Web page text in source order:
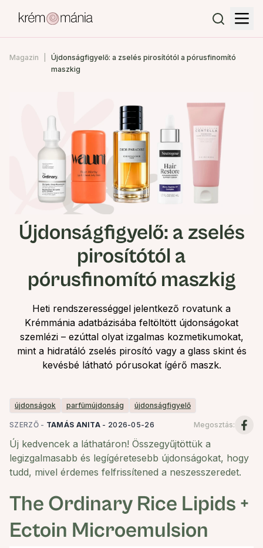
Magazin
Újdonságfigyelő: a zselés pirosítótól a pórusfinomító
maszkig
Újdonságfigyelő: a zselés
pirosítótól a
pórusfinomító maszkig
Heti rendszerességgel jelentkező rovatunk a
Krémmánia adatbázisába feltöltött újdonságokat
szemlézi – ezúttal olyat izgalmas kozmetikumokat,
mint a hidratáló zselés pirosító vagy a glass skint és
kevésbé látható pórusokat ígérő maszk.
újdonságok parfümújdonság újdonságfigyelő
SZERZŐ - TAMÁS ANITA - 2026-05-26 Megosztás:
Új kedvencek a láthatáron! Összegyűjtöttük a
legizgalmasabb és legígéretesebb újdonságokat, hogy
tudd, mivel érdemes felfrissítened a neszesszeredet.
The Ordinary Rice Lipids +
Ectoin Microemulsion